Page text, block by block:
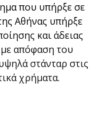
που υπήρξε σε
Αθήνας υπήρξε
και άδειας
απόφαση του
στάνταρ στις
χρήματα.